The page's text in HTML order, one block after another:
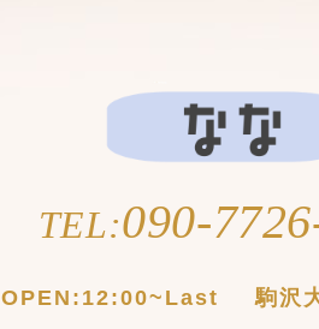
TEL:090-
OPEN: 12:00~Last 駒沢